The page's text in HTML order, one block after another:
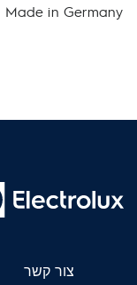
Made in Germany
צור קשר